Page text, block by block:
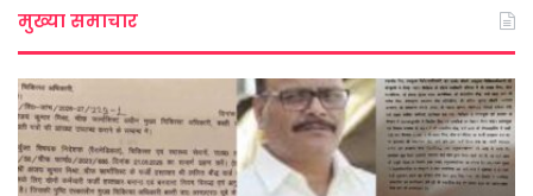
मुख्या समाचार